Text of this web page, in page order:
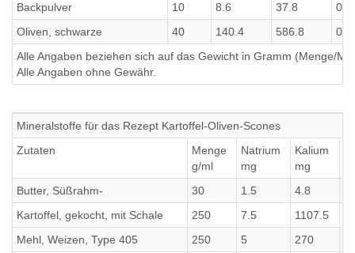
Backpulver
10 8.6 37.8
Oliven, schwarze
40 140.4 586.8
Alle Angaben beziehen sich auf das Gewicht in Gramm (Menge/
Alle Angaben ohne Gewähr.
Mineralstoffe für das Rezept Kartoffel-Oliven-Scones
Zutaten
Menge
g/ml
Natrium
mg
Kalium
mg
Butter, Süßrahm-
30 1.5 4.8
Kartoffel, gekocht, mit Schale
250 7.5 1107.5
Mehl, Weizen, Type 405
250 5 270